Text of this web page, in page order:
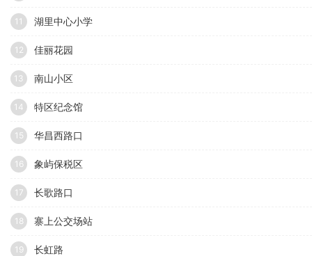
11 湖里中心小学
12 佳丽花园
13 南山小区
14 特区纪念馆
15 华昌西路口
16 象屿保税区
17 长歌路口
18 寨上公交场站
19 长虹路